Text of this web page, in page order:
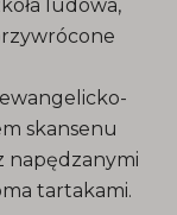
ludowa,
skansenu
napędzanymi
tartakami.